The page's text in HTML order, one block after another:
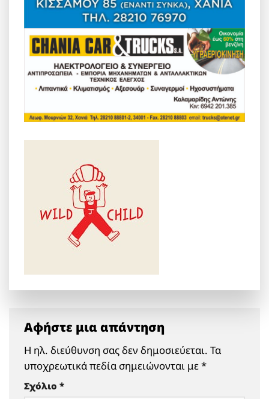
Αφήστε μια απάντηση
Η ηλ. διεύθυνση σας δεν δημοσιεύεται. Τα
υποχρεωτικά πεδία σημειώνονται με*
Σχόλιο *